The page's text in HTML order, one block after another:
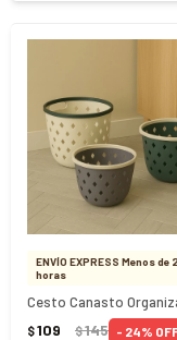
ENVÍO EXPRESS Menos de 2
horas
$109 $145 24